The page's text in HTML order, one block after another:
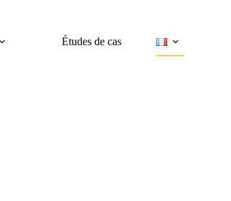
Études de cas